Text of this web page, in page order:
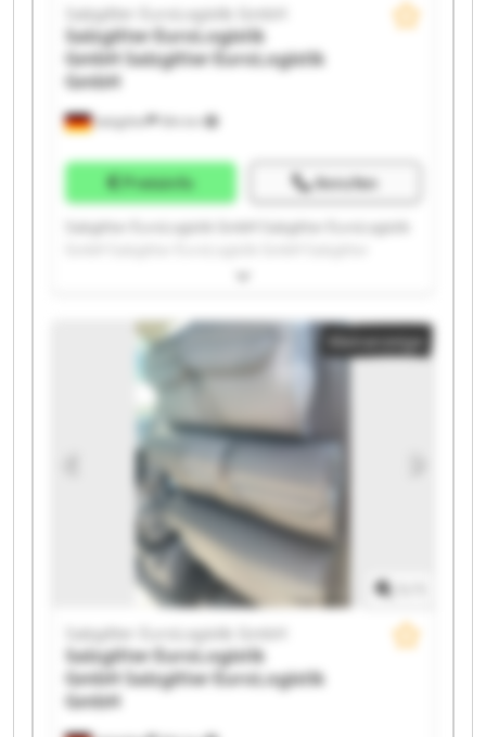
Salzgitter
Salzgitter EuroLogistik GmbH
Salzgitter EuroLogistik
GmbH Salzgitter EuroLogistik
GmbH
Preisinfo Anrufen
Salzgitter EuroLogistik GmbH Salzgitter EuroLogistik
EuroLogistik GmbH Salzgitter EuroLogistik GmbH
GmbH Salzgitter EuroLogistik GmbH Salzgitter
EuroLogistik GmbH Salzgitter EuroLogistik GmbH
Salzgitter EuroLogistik GmbH Salzgitter EuroLogistik
GmbH Salzgitter EuroLogistik GmbH Salzgitter
EuroLogistik GmbH Salzgitter EuroLogistik GmbH
Salzgitter EuroLogistik GmbH Salzgitter EuroLogistik
GmbH Salzgitter EuroLogistik GmbH Salzgitter
EuroLogistik GmbH Salzgitter EuroLogistik GmbH
Kleinanzeige
Salzgitter EuroLogistik GmbH
Salzgitter EuroLogistik
GmbH Salzgitter EuroLogistik
GmbH